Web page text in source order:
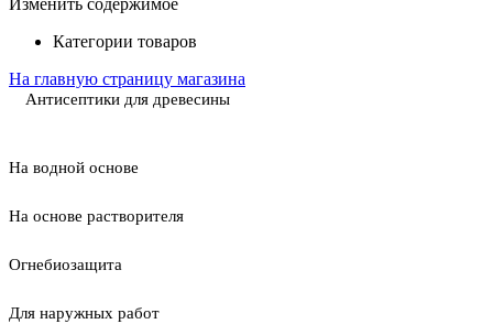
Изменить содержимое
Категории товаров
На главную страницу магазина
Антисептики для древесины
На водной основе
На основе растворителя
Огнебиозащита
Для наружных работ